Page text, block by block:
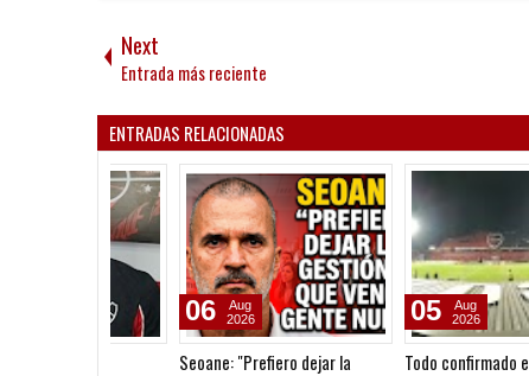
Next
Entrada más reciente
ENTRADAS RELACIONADAS
Seoane: "Prefiero dejar la
06
Aug
2026
Todo confirmado en la Copa
05
Aug
2026